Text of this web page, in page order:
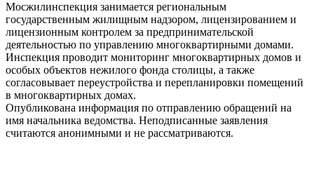
Мосжилинспекция занимается региональным
государственным жилищным надзором, лицензированием и
лицензионным контролем за предпринимательской
деятельностью по управлению многоквартирными домами.
Инспекция проводит мониторинг многоквартирных домов и
особых объектов нежилого фонда столицы, а также
согласовывает переустройства и перепланировки помещений
в многоквартирных домах.
Опубликована информация по отправлению обращений на
имя начальника ведомства. Неподписанные заявления
считаются анонимными и не рассматриваются.